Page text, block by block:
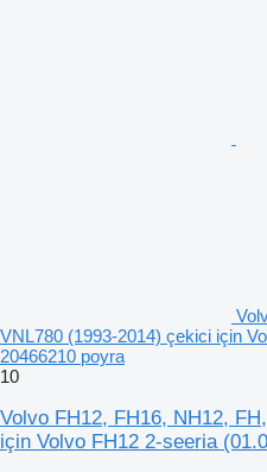
VNL780 (1993-2014) çekici için
20466210 poyra
10
Volvo FH12, FH16, NH12,
için Volvo FH12 2-seeria